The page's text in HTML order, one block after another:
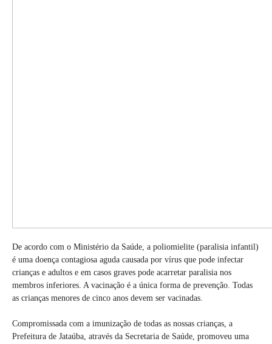
De acordo com o Ministério da Saúde, a poliomielite (paralisia infantil)
é uma doença contagiosa aguda causada por vírus que pode infectar
crianças e adultos e em casos graves pode acarretar paralisia nos
membros inferiores. A vacinação é a única forma de prevenção. Todas
as crianças menores de cinco anos devem ser vacinadas.
Compromissada com a imunização de todas as nossas crianças, a
Prefeitura de Jataúba, através da Secretaria de Saúde, promoveu uma